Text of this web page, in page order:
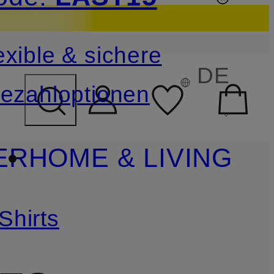
ÜBERSPRINGEN
& sichere
DE
HOME & LIVING
Shirts